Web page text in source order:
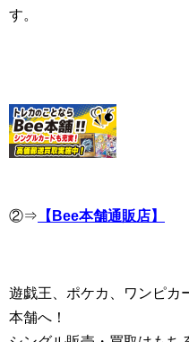
す。
②⇒ 【Bee本舗通販店】
遊戯王、ポケカ、ワンピカ
本舗へ！